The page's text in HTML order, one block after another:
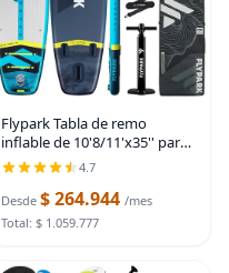
Flypark Tabla de remo
inflable de 10'8/11'x35'' para
pesca y familia, tabla de remo
inflable extra ancha, 430
libras, 3 personas, tabla de
remo de
4.7
Desde $ 264.944 /mes
Total: $ 1.059.777